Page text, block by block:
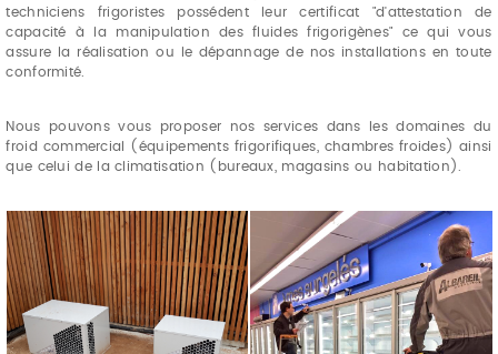
techniciens frigoristes possédent leur certificat "d'attestation de
capacité à la manipulation des fluides frigorigènes" ce qui vous
assure la réalisation ou le dépannage de nos installations en toute
conformité.
Nous pouvons vous proposer nos services dans les domaines du
froid commercial (équipements frigorifiques, chambres froides) ainsi
que celui de la climatisation (bureaux, magasins ou habitation).